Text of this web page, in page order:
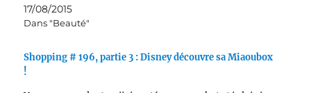
17/08/2015
Dans "Beauté"
Shopping # 196, partie 3 : Disney découvre sa Miaoubox
!